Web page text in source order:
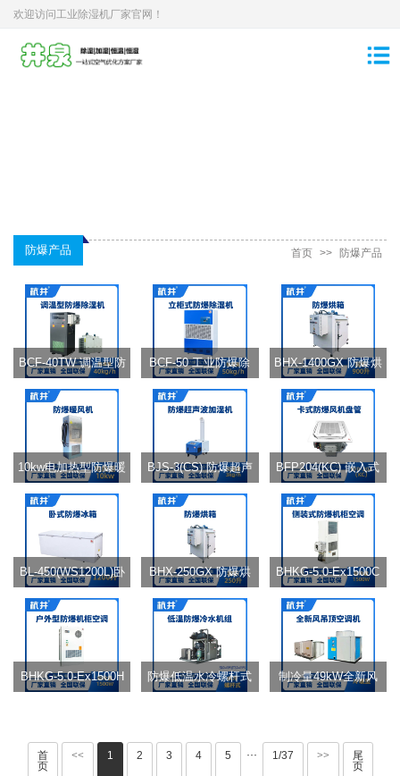
欢迎访问工业除湿机厂家官网！
防爆产品 首页 >> 防爆产品
BCF-40TW 调温型防
爆除湿机
BCF-50 工业防爆除
湿机
BHX-1400GX 防爆烘
箱
10kw电加热型防爆暖
风机
BJS-3(CS) 防爆超声
波加湿机
BFP204(KC) 嵌入式
防爆风机盘管
BL-450(WS1200L)卧
式防爆冰箱
BHX-250GX 防爆烘
箱
BHKG-5.0-Ex1500C
侧装防爆机柜空调
BHKG-5.0-Ex1500H 防爆低温水冷螺杆式 制冷量49kW全新风
首
页
<< 1 2 3 4 5 ··· 1/37 >>
尾
页